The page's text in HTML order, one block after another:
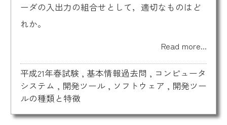
ーダの入出力の組合せとして，適切なものはど
れか。
Read more...
平成21年春試験 , 基本情報過去問 , コンピュータ
システム , 開発ツール, ソフトウェア , 開発ツー
ルの種類と特徴